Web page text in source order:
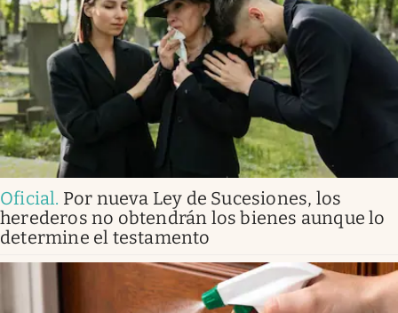
Oficial. Por nueva Ley de Sucesiones, los
herederos no obtendrán los bienes aunque lo
determine el testamento